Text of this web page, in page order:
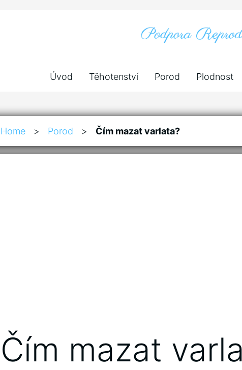
Úvod Těhotenství Porod Plodnost
Home > Porod > Čím mazat varlata?
Čím mazat